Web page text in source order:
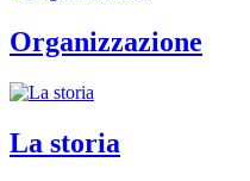
Organizzazione
La storia